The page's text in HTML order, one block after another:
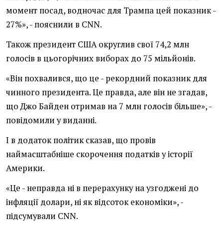
момент посад, водночас для Трампа цей показник -
27%», - пояснили в CNN.
Також президент США округлив свої 74,2 млн
голосів в цьогорічних виборах до 75 мільйонів.
«Він похвалився, що це - рекордний показник для
чинного президента. Це правда, але він не згадав,
що Джо Байден отримав на 7 млн голосів більше», -
повідомили у виданні.
І в додаток політик сказав, що провів
наймасштабніше скорочення податків у історії
Америки.
«Це - неправда ні в перерахунку на узгоджені до
інфляції долари, ні як відсоток економіки», -
підсумували CNN.